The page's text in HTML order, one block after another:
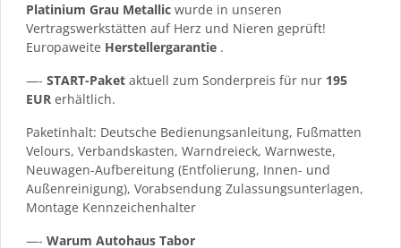
Platinium Grau Metallic wurde in unseren
Vertragswerkstätten auf Herz und Nieren geprüft!
Europaweite Herstellergarantie .
—- START-Paket aktuell zum Sonderpreis für nur 195
EUR erhältlich.
Paketinhalt: Deutsche Bedienungsanleitung, Fußmatten
Velours, Verbandskasten, Warndreieck, Warnweste,
Neuwagen-Aufbereitung (Entfolierung, Innen- und
Außenreinigung), Vorabsendung Zulassungsunterlagen,
Montage Kennzeichenhalter
—- Warum Autohaus Tabor